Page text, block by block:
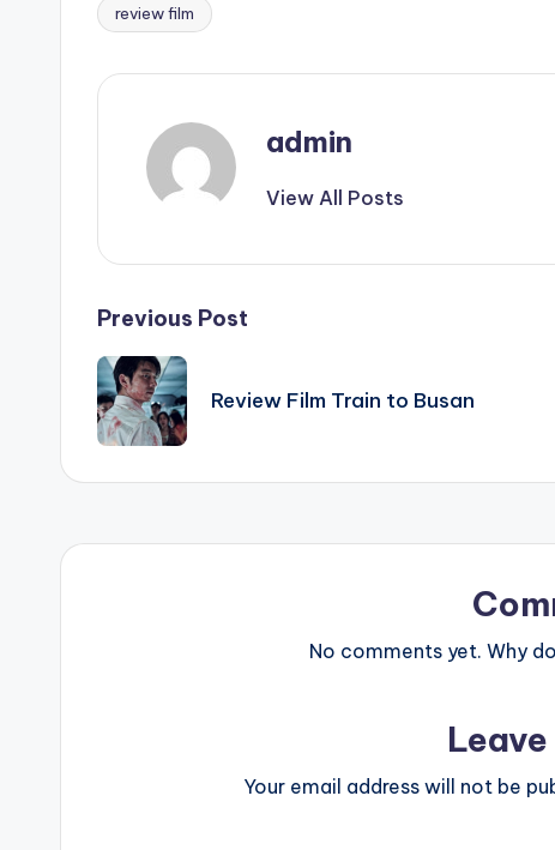
Tags:
review film
admin
View All Posts
Post
navigation
Previous Post
Review Film Train to Busan
No comments yet. Why
Your email address will not be